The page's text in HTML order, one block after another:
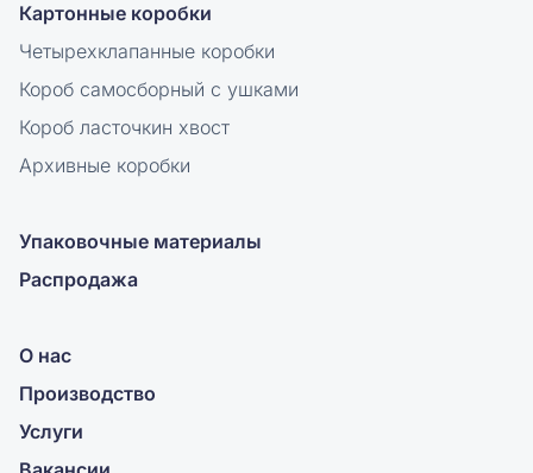
Картонные коробки
Четырехклапанные коробки
Короб самосборный с ушками
Короб ласточкин хвост
Архивные коробки
Упаковочные материалы
Распродажа
О нас
Производство
Услуги